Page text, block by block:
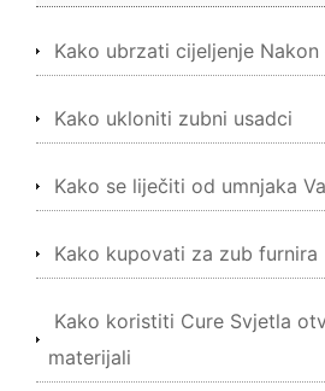
Kako ubrzati cijeljenje
Kako ukloniti zubni usadci
Kako se liječiti od umnjaka
Kako kupovati za zub furnira
Kako koristiti Cure Svjetla
materijali